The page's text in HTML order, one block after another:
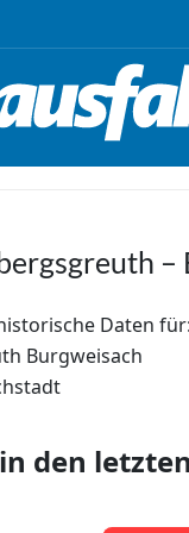
–
Daten
Burgweisach
den